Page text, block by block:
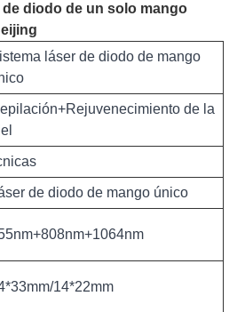
diodo de un solo mango
láser de diodo de mango
de la
de diodo de mango único
14*22mm